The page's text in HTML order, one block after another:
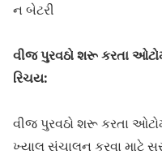
ન બેટરી
વીજ પુરવઠો શરૂ કરતા
રિચય:
વીજ પુરવઠો શરૂ કરતા
ખ્યાલ સંચાલન કરવા માટે